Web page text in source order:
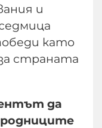
и
като
страната
да